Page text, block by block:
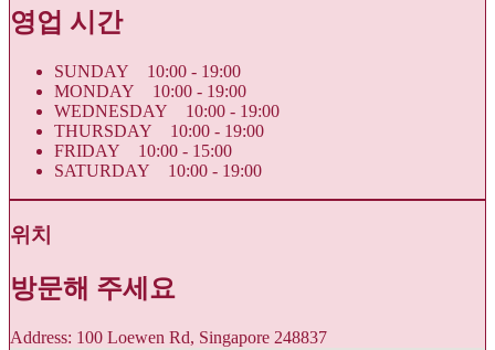
영업 시간
SUNDAY 10:00 - 19:00
MONDAY 10:00 - 19:00
WEDNESDAY 10:00 - 19:00
THURSDAY 10:00 - 19:00
FRIDAY 10:00 - 15:00
SATURDAY 10:00 - 19:00
위치
방문해 주세요
Address: 100 Loewen Rd, Singapore 248837